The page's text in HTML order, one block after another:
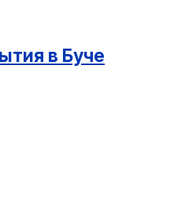
в Буче